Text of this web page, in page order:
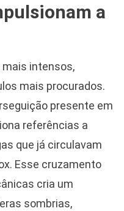
a
mais intensos,
mais procurados.
presente em
referências a
que já circulavam
Esse cruzamento
cria um
sombrias,